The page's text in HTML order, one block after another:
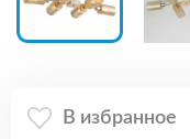
В избранное